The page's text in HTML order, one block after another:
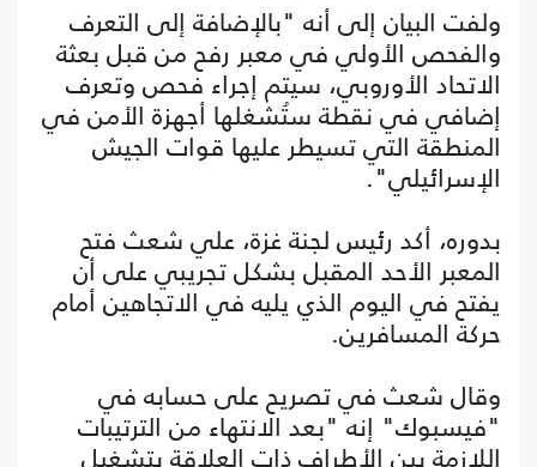
ولفت البيان إلى أنه "بالإضافة إلى التعرف
والفحص الأولي في معبر رفح من قبل بعثة
الاتحاد الأوروبي، سيتم إجراء فحص وتعرف
إضافي في نقطة ستُشغلها أجهزة الأمن في
المنطقة التي تسيطر عليها قوات الجيش
الإسرائيلي".
بدوره، أكد رئيس لجنة غزة، علي شعث فتح
المعبر الأحد المقبل بشكل تجريبي على أن
يفتح في اليوم الذي يليه في الاتجاهين أمام
حركة المسافرين.
وقال شعث في تصريح على حسابه في
"فيسبوك" إنه "بعد الانتهاء من الترتيبات
اللازمة بين الأطراف ذات العلاقة بتشغيل